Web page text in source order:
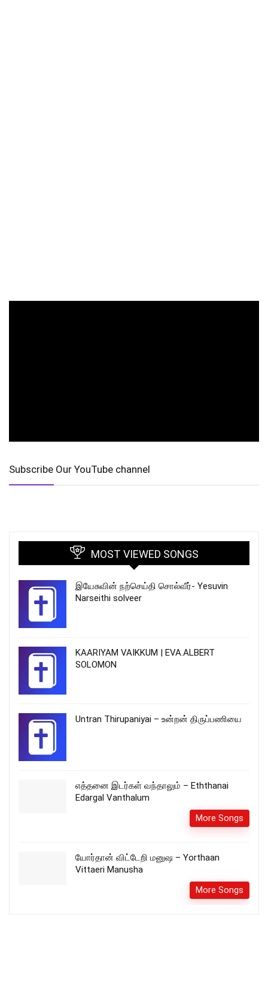
Subscribe Our YouTube channel
MOST VIEWED SONGS
இயேசுவின் நற்செய்தி சொல்வீர்- Yesuvin
Narseithi solveer
KAARIYAM VAIKKUM | EVA.ALBERT
SOLOMON
Untran Thirupaniyai – உன்றன் திருப்பணியை
எத்தனை இடர்கள் வந்தாலும் – Eththanai
Edargal Vanthalum
More Songs
யோர்தான் விட்டேறி மனுஷ – Yorthaan
Vittaeri Manusha
More Songs